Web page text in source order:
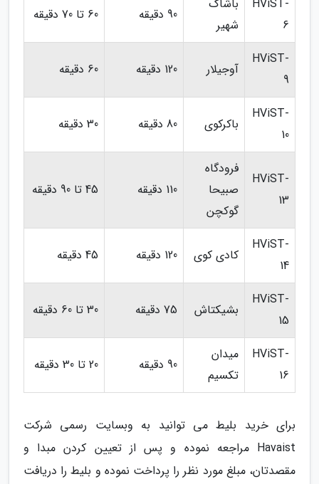
HViST-
6
باشاک
شهیر
90 دقیقه 60 تا 70 دقیقه
HViST-
9
آوجیلار 120 دقیقه 60 دقیقه
HViST-
10
باکرکوی 80 دقیقه 30 دقیقه
HViST-
13
فرودگاه
صبیحا
گوکچن
110 دقیقه 45 تا 90 دقیقه
HViST-
14
کادی کوی 120 دقیقه 45 دقیقه
HViST-
15
بشیکتاش 75 دقیقه 30 تا 60 دقیقه
HViST-
16
میدان
تکسیم
90 دقیقه 20 تا 30 دقیقه
برای خرید بلیط می توانید به وبسایت رسمی شرکت
Havaist مراجعه نموده و پس از تعیین کردن مبدا و
مقصدتان، مبلغ مورد نظر را پرداخت نموده و بلیط را دریافت